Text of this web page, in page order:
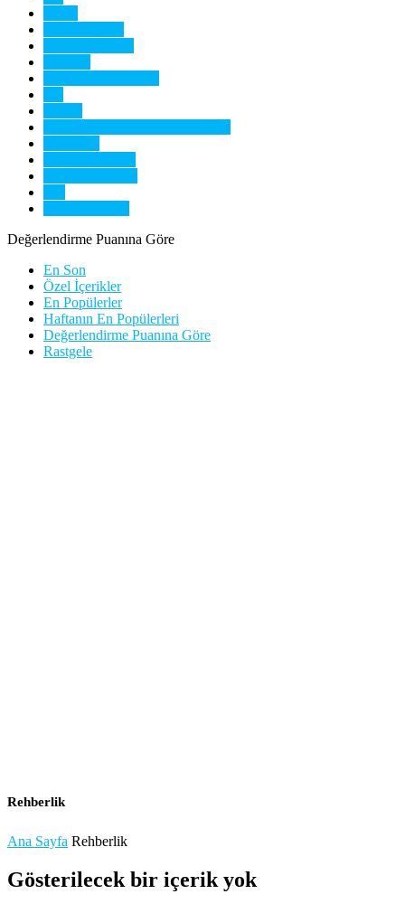
Değerlendirme Puanına Göre
En Son
Özel İçerikler
En Popülerler
Haftanın En Popülerleri
Değerlendirme Puanına Göre
Rastgele
Rehberlik
Ana Sayfa Rehberlik
Gösterilecek bir içerik yok